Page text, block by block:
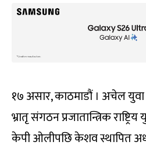
१७ असार, काठमाडौं । अचेल
भ्रातृ संगठन प्रजातान्त्रिक
केपी ओलीपछि केशव स्थापित